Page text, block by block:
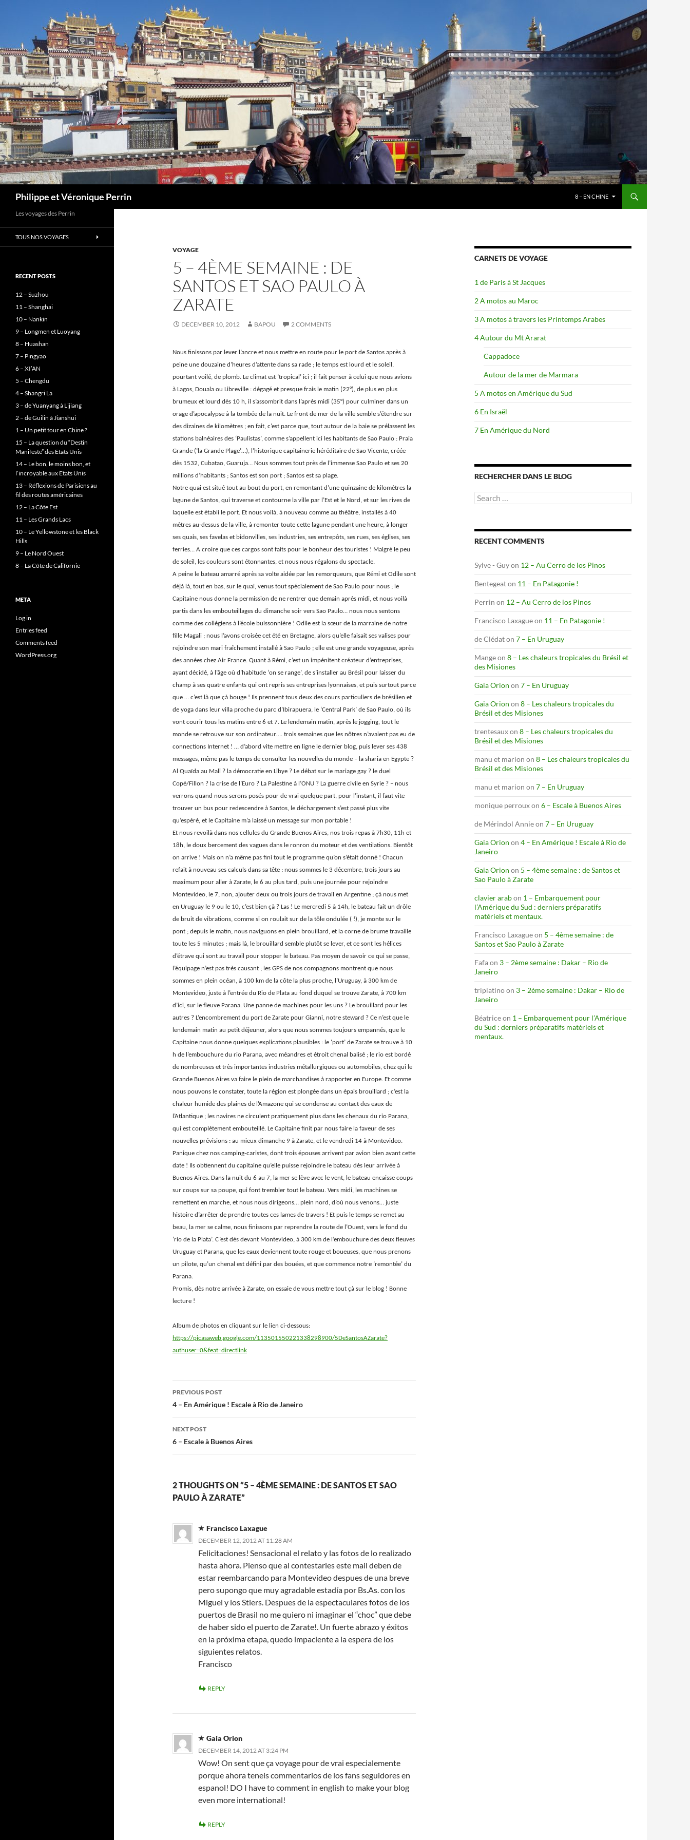
Philippe et Véronique Perrin 8 – EN CHINE
VOYAGE
5 – 4ÈME SEMAINE : DE
SANTOS ET SAO PAULO À
ZARATE
DECEMBER 10, 2012 BAPOU 2 COMMENTS
Nous finissons par lever l’ancre et nous mettre en route pour le port de Santos après à
peine une douzaine d’heures d’attente dans sa rade ; le temps est lourd et le soleil,
pourtant voilé, de plomb. Le climat est ‘tropical’ ici ; il fait penser à celui que nous avions
à Lagos, Douala ou Libreville : dégagé et presque frais le matin (22°), de plus en plus
brumeux et lourd dès 10 h, il s’assombrit dans l’après midi (35°) pour culminer dans un
orage d’apocalypse à la tombée de la nuit. Le front de mer de la ville semble s’étendre sur
des dizaines de kilomètres ; en fait, c’est parce que, tout autour de la baie se prélassent les
stations balnéaires des ‘Paulistas’, comme s’appellent ici les habitants de Sao Paulo : Praia
Grande (‘la Grande Plage’…), l’historique capitainerie héréditaire de Sao Vicente, créée
dès 1532, Cubatao, Guaruja… Nous sommes tout près de l’immense Sao Paulo et ses 20
millions d’habitants ; Santos est son port ; Santos est sa plage.
Notre quai est situé tout au bout du port, en remontant d’une quinzaine de kilomètres la
lagune de Santos, qui traverse et contourne la ville par l’Est et le Nord, et sur les rives de
laquelle est établi le port. Et nous voilà, à nouveau comme au théâtre, installés à 40
mètres au-dessus de la ville, à remonter toute cette lagune pendant une heure, à longer
ses quais, ses favelas et bidonvilles, ses industries, ses entrepôts, ses rues, ses églises, ses
ferries… A croire que ces cargos sont faits pour le bonheur des touristes ! Malgré le peu
de soleil, les couleurs sont étonnantes, et nous nous régalons du spectacle.
A peine le bateau amarré après sa volte aidée par les remorqueurs, que Rémi et Odile sont
déjà là, tout en bas, sur le quai, venus tout spécialement de Sao Paulo pour nous ; le
Capitaine nous donne la permission de ne rentrer que demain après midi, et nous voilà
partis dans les embouteillages du dimanche soir vers Sao Paulo… nous nous sentons
comme des collégiens à l’école buissonnière ! Odile est la sœur de la marraine de notre
fille Magali ; nous l’avons croisée cet été en Bretagne, alors qu’elle faisait ses valises pour
rejoindre son mari fraîchement installé à Sao Paulo ; elle est une grande voyageuse, après
des années chez Air France. Quant à Rémi, c’est un impénitent créateur d’entreprises,
ayant décidé, à l’âge où d’habitude ‘on se range’, de s’installer au Brésil pour laisser du
champ à ses quatre enfants qui ont repris ses entreprises lyonnaises, et puis surtout parce
que … c’est là que çà bouge ! Ils prennent tous deux des cours particuliers de brésilien et
de yoga dans leur villa proche du parc d’Ibirapuera, le ‘Central Park’ de Sao Paulo, où ils
vont courir tous les matins entre 6 et 7. Le lendemain matin, après le jogging, tout le
monde se retrouve sur son ordinateur…. trois semaines que les nôtres n’avaient pas eu de
connections Internet ! … d’abord vite mettre en ligne le dernier blog, puis lever ses 438
messages, même pas le temps de consulter les nouvelles du monde – la sharia en Egypte ?
Al Quaïda au Mali ? la démocratie en Libye ? Le débat sur le mariage gay ? le duel
Copé/Fillon ? la crise de l’Euro ? La Palestine à l’ONU ? La guerre civile en Syrie ? – nous
verrons quand nous serons posés pour de vrai quelque part, pour l’instant, il faut vite
trouver un bus pour redescendre à Santos, le déchargement s’est passé plus vite
qu’espéré, et le Capitaine m’a laissé un message sur mon portable !
Et nous revoilà dans nos cellules du Grande Buenos Aires, nos trois repas à 7h30, 11h et
18h, le doux bercement des vagues dans le ronron du moteur et des ventilations. Bientôt
on arrive ! Mais on n’a même pas fini tout le programme qu’on s’était donné ! Chacun
refait à nouveau ses calculs dans sa tête : nous sommes le 3 décembre, trois jours au
maximum pour aller à Zarate, le 6 au plus tard, puis une journée pour rejoindre
Montevideo, le 7, non, ajouter deux ou trois jours de travail en Argentine ; çà nous met
en Uruguay le 9 ou le 10, c’est bien çà ? Las ! Le mercredi 5 à 14h, le bateau fait un drôle
de bruit de vibrations, comme si on roulait sur de la tôle ondulée ( !), je monte sur le
pont ; depuis le matin, nous naviguons en plein brouillard, et la corne de brume travaille
toute les 5 minutes ; mais là, le brouillard semble plutôt se lever, et ce sont les hélices
d’étrave qui sont au travail pour stopper le bateau. Pas moyen de savoir ce qui se passe,
l’équipage n’est pas très causant ; les GPS de nos compagnons montrent que nous
sommes en plein océan, à 100 km de la côte la plus proche, l’Uruguay, à 300 km de
Montevideo, juste à l’entrée du Rio de Plata au fond duquel se trouve Zarate, à 700 km
d’ici, sur le fleuve Parana. Une panne de machines pour les uns ? Le brouillard pour les
autres ? L’encombrement du port de Zarate pour Gianni, notre steward ? Ce n’est que le
lendemain matin au petit déjeuner, alors que nous sommes toujours empannés, que le
Capitaine nous donne quelques explications plausibles : le ‘port’ de Zarate se trouve à 10
h de l’embouchure du rio Parana, avec méandres et étroit chenal balisé ; le rio est bordé
de nombreuses et très importantes industries métallurgiques ou automobiles, chez qui le
Grande Buenos Aires va faire le plein de marchandises à rapporter en Europe. Et comme
nous pouvons le constater, toute la région est plongée dans un épais brouillard ; c’est la
chaleur humide des plaines de l’Amazone qui se condense au contact des eaux de
l’Atlantique ; les navires ne circulent pratiquement plus dans les chenaux du rio Parana,
qui est complètement embouteillé. Le Capitaine finit par nous faire la faveur de ses
nouvelles prévisions : au mieux dimanche 9 à Zarate, et le vendredi 14 à Montevideo.
Panique chez nos camping-caristes, dont trois épouses arrivent par avion bien avant cette
date ! Ils obtiennent du capitaine qu’elle puisse rejoindre le bateau dès leur arrivée à
Buenos Aires. Dans la nuit du 6 au 7, la mer se lève avec le vent, le bateau encaisse coups
sur coups sur sa poupe, qui font trembler tout le bateau. Vers midi, les machines se
remettent en marche, et nous nous dirigeons… plein nord, d’où nous venons… juste
histoire d’arrêter de prendre toutes ces lames de travers ! Et puis le temps se remet au
beau, la mer se calme, nous finissons par reprendre la route de l’Ouest, vers le fond du
‘rio de la Plata’. C’est dès devant Montevideo, à 300 km de l’embouchure des deux fleuves
Uruguay et Parana, que les eaux deviennent toute rouge et boueuses, que nous prenons
un pilote, qu’un chenal est défini par des bouées, et que commence notre ‘remontée’ du
Parana.
Promis, dès notre arrivée à Zarate, on essaie de vous mettre tout çà sur le blog ! Bonne
lecture !
Album de photos en cliquant sur le lien ci-dessous:
https://picasaweb.google.com/113501550221338298900/5DeSantosAZarate?
authuser=0&feat=directlink
Post
navigation
PREVIOUS POST
4 – En Amérique ! Escale à Rio de Janeiro
NEXT POST
6 – Escale à Buenos Aires
2 THOUGHTS ON “5 – 4ÈME SEMAINE : DE SANTOS ET SAO
PAULO À ZARATE”
Francisco Laxague
DECEMBER 12, 2012 AT 11:28 AM
Felicitaciones! Sensacional el relato y las fotos de lo realizado
hasta ahora. Pienso que al contestarles este mail deben de
estar reembarcando para Montevideo despues de una breve
pero supongo que muy agradable estadía por Bs.As. con los
Miguel y los Stiers. Despues de la espectaculares fotos de los
puertos de Brasil no me quiero ni imaginar el “choc” que debe
de haber sido el puerto de Zarate!. Un fuerte abrazo y éxitos
en la próxima etapa, quedo impaciente a la espera de los
siguientes relatos.
Francisco
REPLY
Gaia Orion
DECEMBER 14, 2012 AT 3:24 PM
Wow! On sent que ça voyage pour de vrai especialemente
porque ahora teneis commentarios de los fans seguidores en
espanol! DO I have to comment in english to make your blog
even more international!
REPLY
CARNETS DE VOYAGE
1 de Paris à St Jacques
2 A motos au Maroc
3 A motos à travers les Printemps Arabes
4 Autour du Mt Ararat
Cappadoce
Autour de la mer de Marmara
5 A motos en Amérique du Sud
6 En Israël
7 En Amérique du Nord
RECHERCHER DANS LE BLOG
Search
for:
RECENT COMMENTS
Sylve - Guyon 12 – Au Cerro de los Pinos
Bentegeaton 11 – En Patagonie !
Perrin on 12 – Au Cerro de los Pinos
Francisco Laxagueon 11 – En Patagonie !
de Clédaton 7 – En Uruguay
Mangeon 8 – Les chaleurs tropicales du Brésil et
des Misiones
Gaia Orion on 7 – En Uruguay
Gaia Orion on 8 – Les chaleurs tropicales du
Brésil et des Misiones
trentesauxon 8 – Les chaleurs tropicales du
Brésil et des Misiones
manu et marion on 8 – Les chaleurs tropicales du
Brésil et des Misiones
manu et marion on 7 – En Uruguay
monique perrouxon 6 – Escale à Buenos Aires
de Mérindol Annieon 7 – En Uruguay
Gaia Orion on 4 – En Amérique ! Escale à Rio de
Janeiro
Gaia Orion on 5 – 4ème semaine : de Santos et
Sao Paulo à Zarate
clavier arabon 1 – Embarquement pour
l’Amérique du Sud : derniers préparatifs
matériels et mentaux.
Francisco Laxagueon 5 – 4ème semaine : de
Santos et Sao Paulo à Zarate
Fafaon 3 – 2ème semaine : Dakar – Rio de
Janeiro
triplatinoon 3 – 2ème semaine : Dakar – Rio de
Janeiro
Béatriceon 1 – Embarquement pour l’Amérique
du Sud : derniers préparatifs matériels et
mentaux.
Les voyages des Perrin
TOUS NOS VOYAGES
RECENT POSTS
12 – Suzhou
11 – Shanghai
10 – Nankin
9 – Longmen et Luoyang
8 – Huashan
7 – Pingyao
6 – XI’AN
5 – Chengdu
4 – Shangri La
3 – de Yuanyang à Lijiang
2 – de Guilin à Jianshui
1 – Un petit tour en Chine ?
15 – La question du “Destin
Manifeste” des Etats Unis
14 – Le bon, le moins bon, et
l’incroyable aux Etats Unis
13 – Réflexions de Parisiens au
fil des routes américaines
12 – La Côte Est
11 – Les Grands Lacs
10 – Le Yellowstone et les Black
Hills
9 – Le Nord Ouest
8 – La Côte de Californie
META
Log in
Entries feed
Comments feed
WordPress.org